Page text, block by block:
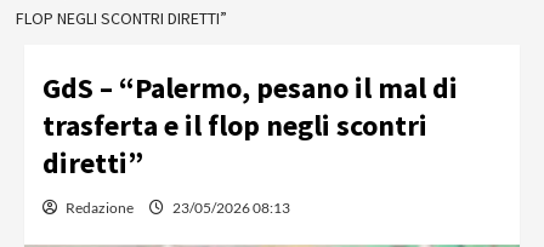
FLOP NEGLI SCONTRI DIRETTI”
GdS – “Palermo, pesano il mal di
trasferta e il flop negli scontri
diretti”
Redazione 23/05/2026 08:13